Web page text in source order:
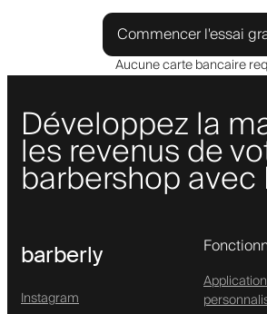
Commencer l'essai
Aucune carte bancaire
Développez la
les revenus de
barbershop
barberly
Instagram